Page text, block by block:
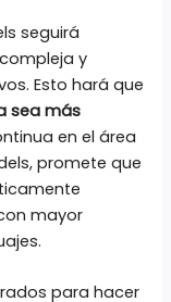
seguirá
y
Esto hará que
sea más
en el área
promete que
mayor
para hacer